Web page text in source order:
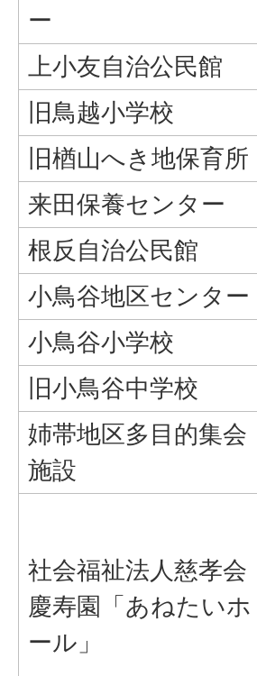
ー
上小友自治公民館
旧鳥越小学校
旧楢山へき地保育所
来田保養センター
根反自治公民館
小鳥谷地区センター
小鳥谷小学校
旧小鳥谷中学校
姉帯地区多目的集会
施設
社会福祉法人慈孝会
慶寿園「あねたいホ
ール」